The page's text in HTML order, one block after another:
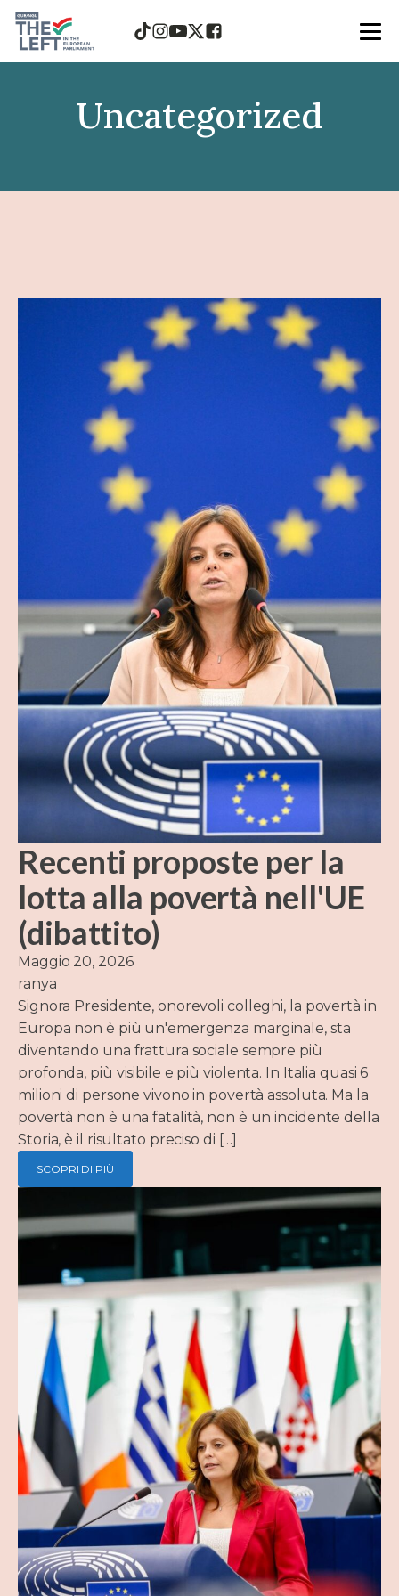
Uncategorized
Recenti proposte per la
lotta alla povertà nell'UE
(dibattito)
Maggio 20, 2026
ranya
Signora Presidente, onorevoli colleghi, la povertà in
Europa non è più un'emergenza marginale, sta
diventando una frattura sociale sempre più
profonda, più visibile e più violenta. In Italia quasi 6
milioni di persone vivono in povertà assoluta. Ma la
povertà non è una fatalità, non è un incidente della
Storia, è il risultato preciso di […]
SCOPRI DI PIÙ